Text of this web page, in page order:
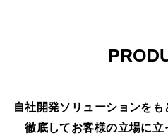
自社開発ソリューションをも
徹底してお客様の立場に立